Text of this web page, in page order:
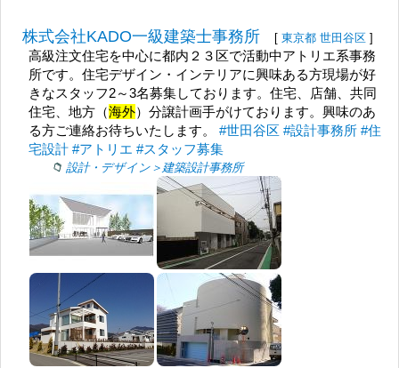
株式会社KADO一級建築士事務所 [ 東京都 世田谷区 ]
高級注文住宅を中心に都内２３区で活動中アトリエ系事務
所です。住宅デザイン・インテリアに興味ある方現場が好
きなスタッフ2～3名募集しております。住宅、店舗、共同
住宅、地方（海外）分譲計画手がけております。興味のあ
る方ご連絡お待ちいたします。#世田谷区 #設計事務所 #住
宅設計 #アトリエ #スタッフ募集
設計・デザイン＞建築設計事務所